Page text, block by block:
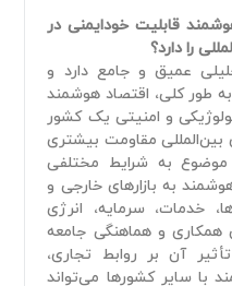
قابلیت خودایمنی در
را دارد؟
عمیق و جامع دارد و
طور کلی، اقتصاد هوشمند
و امنیتی یک کشور
بین‌المللی مقاومت بیشتری
به شرایط مختلفی
به بازارهای خارجی و
خدمات، سرمایه، انرژی
همکاری و هماهنگی جامعه
آن بر روابط تجاری،
با سایر کشورها می‌تواند